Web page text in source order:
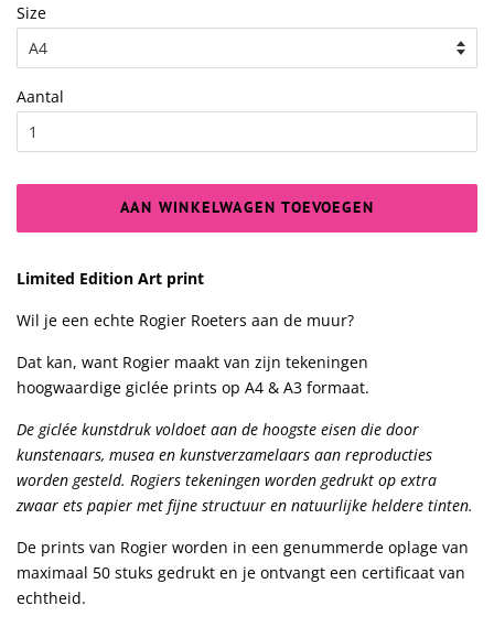
Size
Aantal
AAN WINKELWAGEN TOEVOEGEN
Limited Edition Art print
Wil je een echte Rogier Roeters aan de muur?
Dat kan, want Rogier maakt van zijn tekeningen
hoogwaardige giclée prints op A4 & A3 formaat.
De giclée kunstdruk voldoet aan de hoogste eisen die door
kunstenaars, musea en kunstverzamelaars aan reproducties
worden gesteld. Rogiers tekeningen worden gedrukt op extra
zwaar ets papier met fijne structuur en natuurlijke heldere tinten.
De prints van Rogier worden in een genummerde oplage van
maximaal 50 stuks gedrukt en je ontvangt een certificaat van
echtheid.